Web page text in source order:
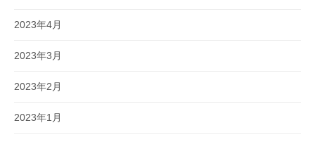
2023年4月
2023年3月
2023年2月
2023年1月